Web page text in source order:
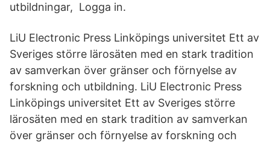
utbildningar, Logga in.
LiU Electronic Press Linköpings universitet Ett av
Sveriges större lärosäten med en stark tradition
av samverkan över gränser och förnyelse av
forskning och utbildning. LiU Electronic Press
Linköpings universitet Ett av Sveriges större
lärosäten med en stark tradition av samverkan
över gränser och förnyelse av forskning och